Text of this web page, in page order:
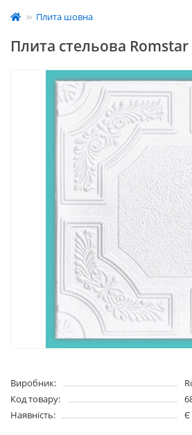
Плита шовна
Плита стельова Romstar
Виробник:
Код товару:
Наявність:
Є